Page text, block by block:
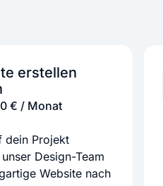
erstellen
€ / Monat
dein Projekt
Design-Team
Website nach